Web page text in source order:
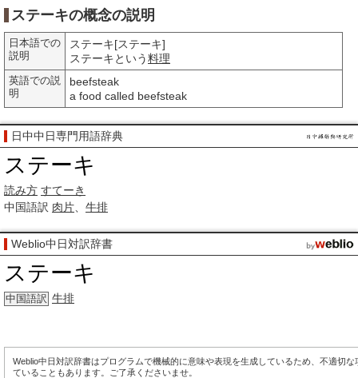
ステーキの概念の説明
日本語での
説明
ステーキ[ステーキ]
ステーキという料理
英語での説
明
beefsteak
a food called beefsteak
日中中日専門用語辞典
ステーキ
読み方 すてーき
中国語訳 肉片 牛排
Weblio中日対訳辞書
ステーキ
中国語訳 牛排
Weblio中日対訳辞書はプログラムで機械的に意味や表現を生成しているため、不適切な
ていることもあります。ご了承くださいませ。